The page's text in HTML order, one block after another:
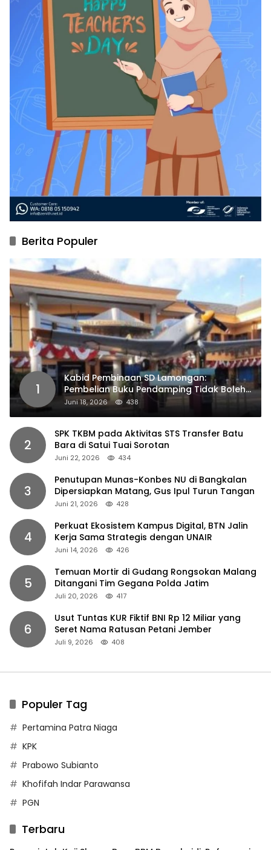
Berita Populer
1
Kabid Pembinaan SD Lamongan:
Pembelian Buku Pendamping Tidak Boleh
Dipaksakan
Juni 18, 2026 438
2
SPK TKBM pada Aktivitas STS Transfer Batu
Bara di Satui Tuai Sorotan
Juni 22, 2026 434
3
Penutupan Munas-Konbes NU di Bangkalan
Dipersiapkan Matang, Gus Ipul Turun Tangan
Juni 21, 2026 428
4
Perkuat Ekosistem Kampus Digital, BTN Jalin
Kerja Sama Strategis dengan UNAIR
Juni 14, 2026 426
5
Temuan Mortir di Gudang Rongsokan Malang
Ditangani Tim Gegana Polda Jatim
Juli 20, 2026 417
6
Usut Tuntas KUR Fiktif BNI Rp 12 Miliar yang
Seret Nama Ratusan Petani Jember
Juli 9, 2026 408
Populer Tag
Pertamina Patra Niaga
KPK
Prabowo Subianto
Khofifah Indar Parawansa
PGN
Terbaru